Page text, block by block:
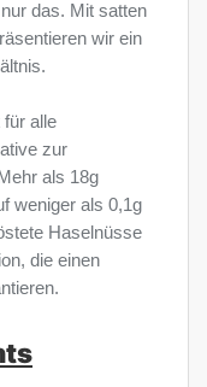
das. Mit satten
wir ein
alle
zur
als 18g
weniger als 0,1g
Haselnüsse
die einen